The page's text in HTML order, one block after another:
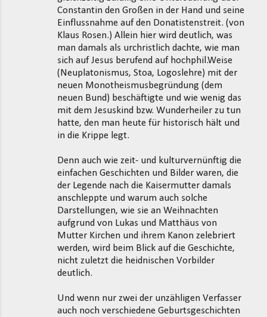
Constantin den Großen in der Hand und seine
Einflussnahme auf den Donatistenstreit. (von
Klaus Rosen.) Allein hier wird deutlich, was
man damals als urchristlich dachte, wie man
sich auf Jesus berufend auf hochphil.Weise
(Neuplatonismus, Stoa, Logoslehre) mit der
neuen Monotheismusbegründung (dem
neuen Bund) beschäftigte und wie wenig das
mit dem Jesuskind bzw. Wunderheiler zu tun
hatte, den man heute für historisch hält und
in die Krippe legt.
Denn auch wie zeit- und kulturvernünftig die
einfachen Geschichten und Bilder waren, die
der Legende nach die Kaisermutter damals
anschleppte und warum auch solche
Darstellungen, wie sie an Weihnachten
aufgrund von Lukas und Matthäus von
Mutter Kirchen und ihrem Kanon zelebriert
werden, wird beim Blick auf die Geschichte,
nicht zuletzt die heidnischen Vorbilder
deutlich.
Und wenn nur zwei der unzähligen Verfasser
auch noch verschiedene Geburtsgeschichten